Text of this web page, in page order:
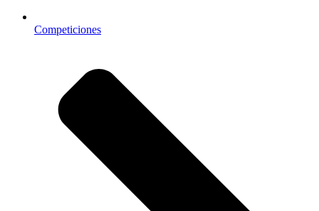
Competiciones